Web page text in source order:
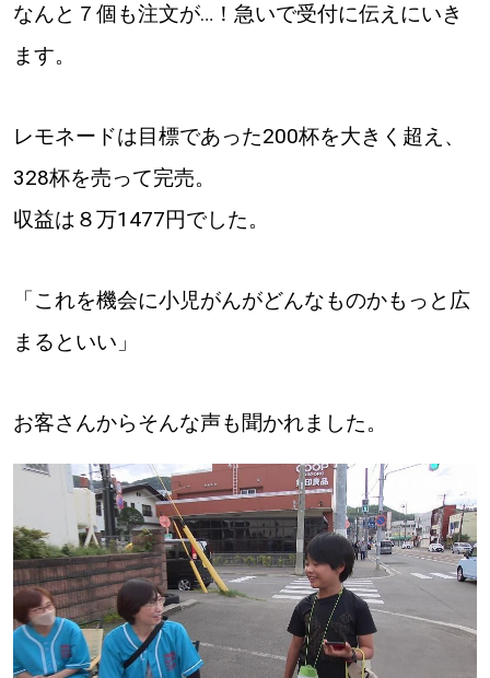
パートナーメディア
情報提供・お問い合わせ
プライバシーポリシー
なんと７個も注文が…！急いで受付に伝えにいき
ます。
レモネードは目標であった200杯を大きく超え、
328杯を売って完売。
収益は８万1477円でした。
「これを機会に小児がんがどんなものかもっと広
まるといい」
お客さんからそんな声も聞かれました。